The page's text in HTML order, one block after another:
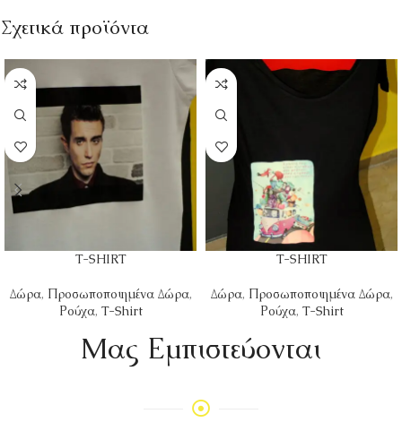
Σχετικά προϊόντα
T-SHIRT
Δώρα, Προσωποποιημένα Δώρα,
Ρούχα, T-Shirt
T-SHIRT
Δώρα, Προσωποποιημένα Δώρα,
Ρούχα, T-Shirt
Mας Εμπιστεύονται